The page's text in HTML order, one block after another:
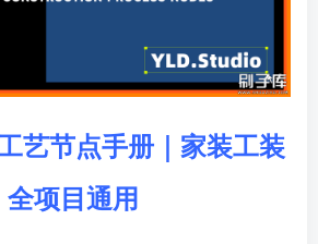
艺节点手册｜家装工装
全项目通用